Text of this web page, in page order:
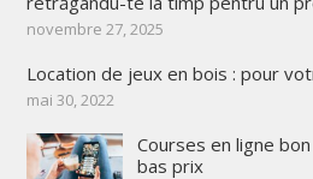
novembre 27, 2025
Location de jeux en bois : pour
mai 30, 2022
Courses en ligne
bas prix